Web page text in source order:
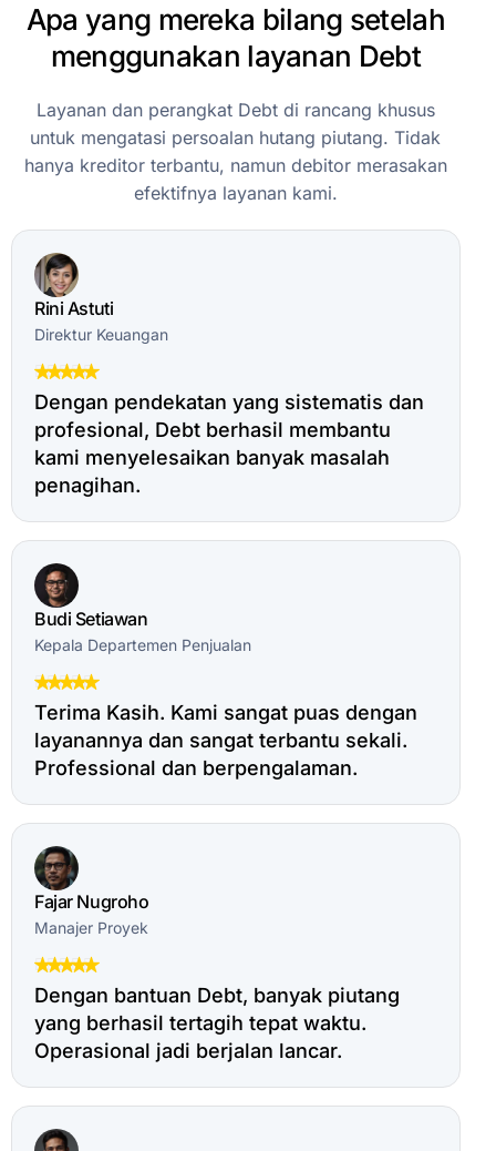
Apa yang mereka bilang setelah
menggunakan layanan Debt
Layanan dan perangkat Debt di rancang khusus
untuk mengatasi persoalan hutang piutang. Tidak
hanya kreditor terbantu, namun debitor merasakan
efektifnya layanan kami.
Rini Astuti
Direktur Keuangan
Dengan pendekatan yang sistematis dan
profesional, Debt berhasil membantu
kami menyelesaikan banyak masalah
penagihan.
Budi Setiawan
Kepala Departemen Penjualan
Terima Kasih. Kami sangat puas dengan
layanannya dan sangat terbantu sekali.
Professional dan berpengalaman.
Fajar Nugroho
Manajer Proyek
Dengan bantuan Debt, banyak piutang
yang berhasil tertagih tepat waktu.
Operasional jadi berjalan lancar.